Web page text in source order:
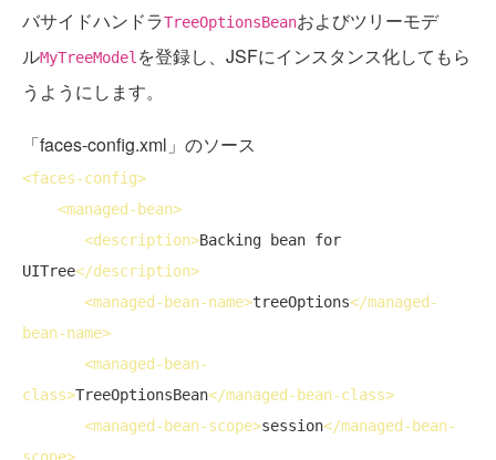
バサイドハンドラTreeOptionsBeanおよびツリーモデ
ルMyTreeModelを登録し、JSFにインスタンス化してもら
うようにします。
「faces-config.xml」のソース
<faces-config>
<managed-bean>
<description>Backing bean for
UITree</description>
<managed-bean-name>treeOptions</managed-
bean-name>
<managed-bean-
class>TreeOptionsBean</managed-bean-class>
<managed-bean-scope>session</managed-bean-